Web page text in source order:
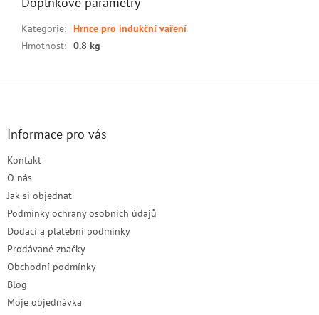
Kategorie: Hrnce pro indukční vaření
Hmotnost: 0.8 kg
Informace pro vás
Kontakt
O nás
Jak si objednat
Podmínky ochrany osobních údajů
Dodací a platební podmínky
Prodávané značky
Obchodní podmínky
Blog
Moje objednávka